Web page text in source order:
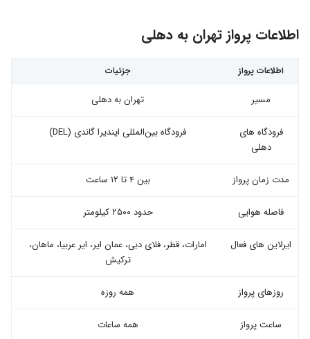
اطلاعات پرواز تهران به دهلی
اطلاعات پرواز جزئیات
مسیر تهران به دهلی
فرودگاه های
دهلی
فرودگاه بین‌المللی ایندیرا گاندی (DEL)
مدت زمان پرواز بین ۴ تا ۱۲ ساعت
فاصله هوایی حدود ۲۵۰۰ کیلومتر
ایرلاین های فعال
امارات، قطر، فلای دبی، عمان ایر، ایر عربیا، ماهان،
ترکیش
روزهای پرواز همه روزه
ساعت پرواز همه ساعات